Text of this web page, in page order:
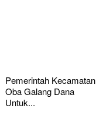
Pemerintah Kecamatan
Oba Galang Dana
Untuk...